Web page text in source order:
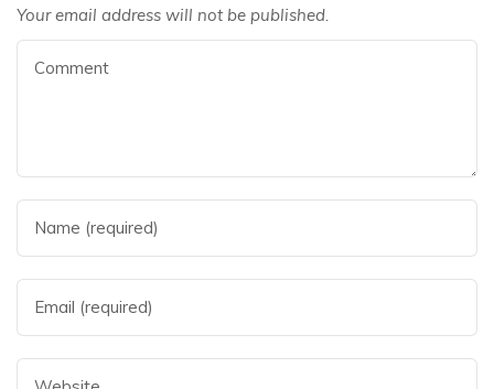
Your email address will not be published.